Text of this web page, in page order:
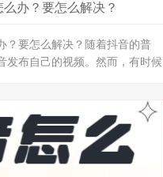
办？要怎么解决？
？要怎么解决？随着抖音的普
发布自己的视频。然而，有时候
，为了保持用户体验和平台形
则。如果您的视频内容包含涉
么您的视频将会被禁止播放，